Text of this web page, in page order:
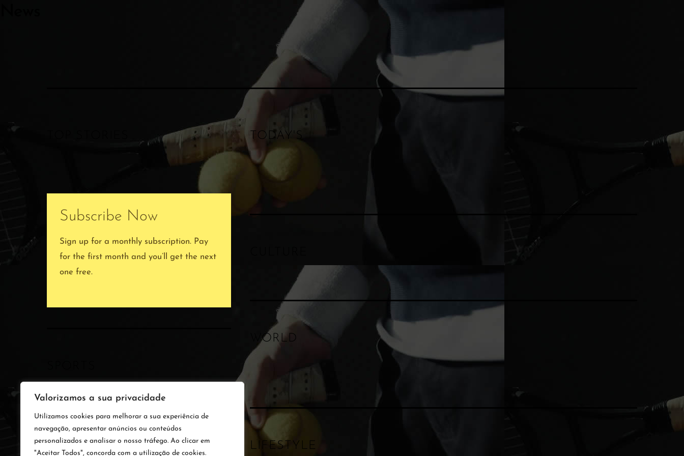
Valorizamos a sua privacidade
Utilizamos cookies para melhorar a sua experiência de
navegação, apresentar anúncios ou conteúdos
personalizados e analisar o nosso tráfego. Ao clicar em
"Aceitar Todos", concorda com a utilização de cookies.
Subscribe Now
Sign up for a monthly subscription. Pay
for the first month and you’ll get the next
one free.
TODAY'S
WORLD
LIFESTYLE